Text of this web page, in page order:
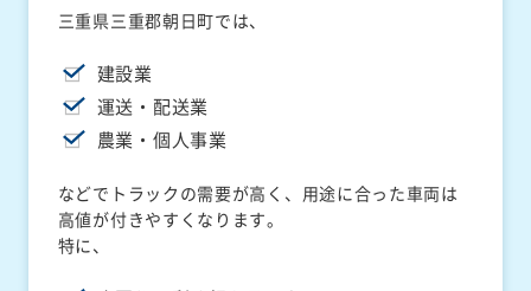
三重県三重郡朝日町では、
建設業
運送・配送業
農業・個人事業
などでトラックの需要が高く、用途に合った車両は
高値が付きやすくなります。
特に、